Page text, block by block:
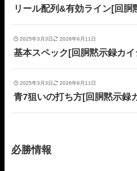
リール配列&有効ライン[回胴
2025年3月3日 2026年6月11日
基本スペック[回胴黙示録カイ
2025年3月3日 2026年6月11日
青7狙いの打ち方[回胴黙示録
必勝情報